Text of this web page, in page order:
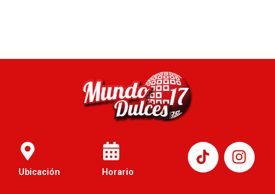
Ubicación Horario
I
n
s